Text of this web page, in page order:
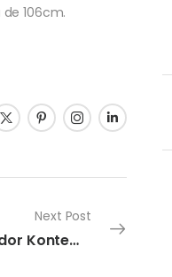
106cm.
Next Post
Silla para Comedor Kontempo Haruka